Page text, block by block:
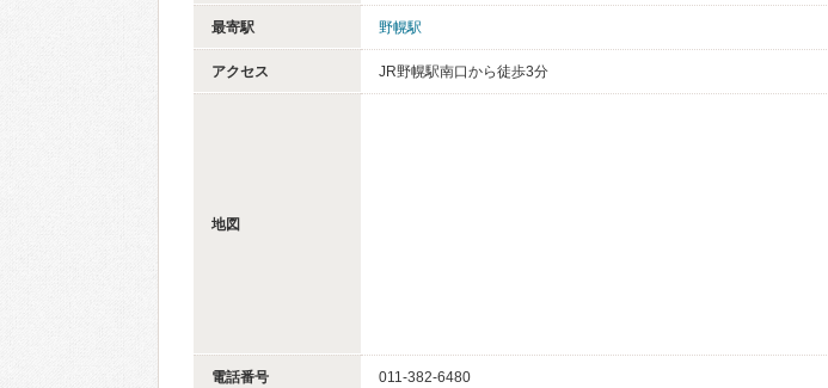
最寄駅 野幌駅
アクセス JR野幌駅南口から徒歩3分
地図
電話番号 011-382-6480